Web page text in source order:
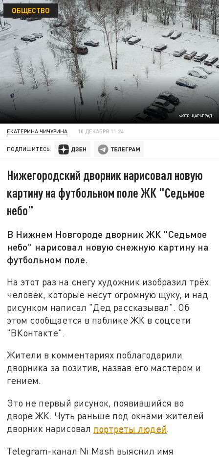
ФОТО: ЦАРЬГРАД
ОБЩЕСТВО
ЕКАТЕРИНА ЧИЧУРИНА 10 ДЕКАБРЯ 11:24
ПОДПИШИТЕСЬ:
Нижегородский дворник нарисовал новую
картину на футбольном поле ЖК "Седьмое
небо"
В Нижнем Новгороде дворник ЖК "Седьмое
небо" нарисовал новую снежную картину на
футбольном поле.
На этот раз на снегу художник изобразил трёх
человек, которые несут огромную щуку, и над
рисунком написал "Дед рассказывал". Об
этом сообщается в паблике ЖК в соцсети
"ВКонтакте".
Жители в комментариях поблагодарили
дворника за позитив, назвав его мастером и
гением.
Это не первый рисунок, появившийся во
дворе ЖК. Чуть раньше под окнами жителей
дворник нарисовал портреты людей.
Telegram-канал Ni Mash выяснил имя